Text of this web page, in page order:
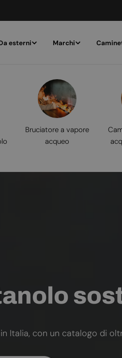
esterni Marchi
Bruciatore a vapore
acqueo
Italia, con un catalogo di